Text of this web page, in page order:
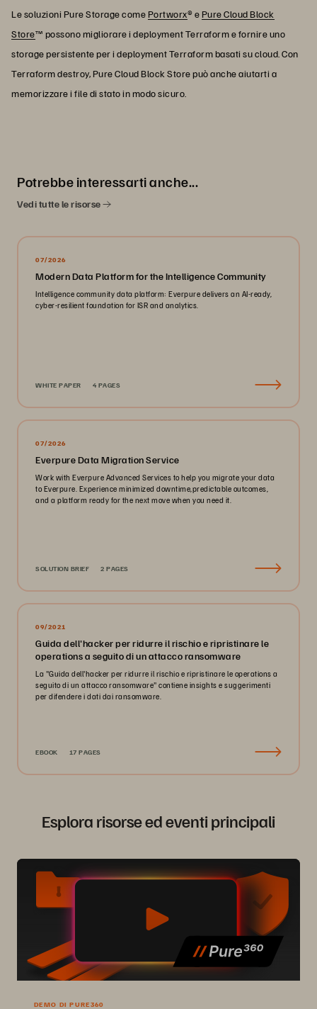
Le soluzioni Pure Storage comePortworx® ePure Cloud Block
Store™ possono migliorare i deployment Terraform e fornire uno
storage persistente per i deployment Terraform basati su cloud. Con
Terraform destroy, Pure Cloud Block Store può anche aiutarti a
memorizzare i file di stato in modo sicuro.
Potrebbe interessarti anche...
Vedi tutte le risorse
07/2026
Modern Data Platform for the Intelligence Community
Intelligence community data platform: Everpure delivers an AI-ready,
cyber-resilient foundation for ISR and analytics.
WHITE PAPER 4 PAGES
07/2026
Everpure Data Migration Service
Work with Everpure Advanced Services to help you migrate your data
to Everpure. Experience minimized downtime,predictable outcomes,
and a platform ready for the next move when you need it.
SOLUTION BRIEF 2 PAGES
09/2021
Guida dell'hacker per ridurre il rischio e ripristinare le
operations a seguito di un attacco ransomware
La "Guida dell'hacker per ridurre il rischio e ripristinare le operations a
seguito di un attacco ransomware" contiene insights e suggerimenti
per difendere i dati dai ransomware.
EBOOK 17 PAGES
Esplora risorse ed eventi principali
DEMO DI PURE360